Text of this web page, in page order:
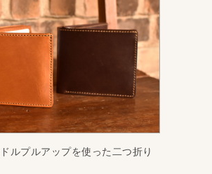
ルプルアップを使った二つ折り